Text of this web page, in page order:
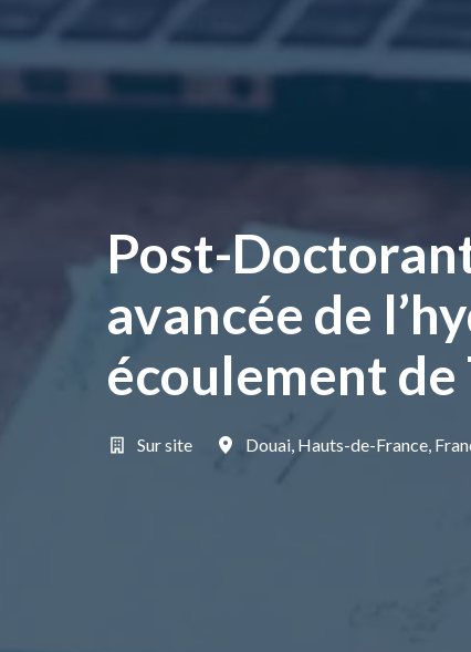
Post-
avancée de
écoulement
Sur site Douai Hauts-de-France